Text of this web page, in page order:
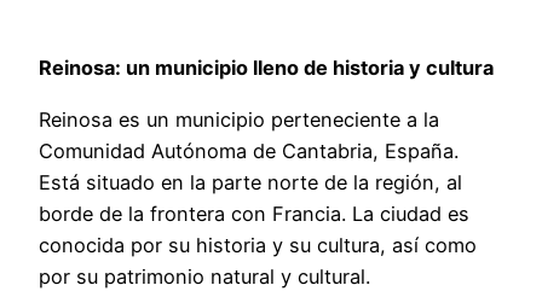
Reinosa: un municipio lleno de historia y cultura
Reinosa es un municipio perteneciente a la
Comunidad Autónoma de Cantabria, España.
Está situado en la parte norte de la región, al
borde de la frontera con Francia. La ciudad es
conocida por su historia y su cultura, así como
por su patrimonio natural y cultural.